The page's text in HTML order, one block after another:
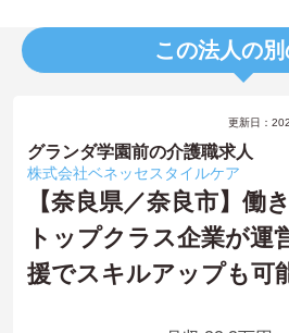
この法人の別
更新日：
グランダ学園前の介護職求人
株式会社ベネッセスタイルケア
【奈良県／奈良市】働
トップクラス企業が運
援でスキルアップも可